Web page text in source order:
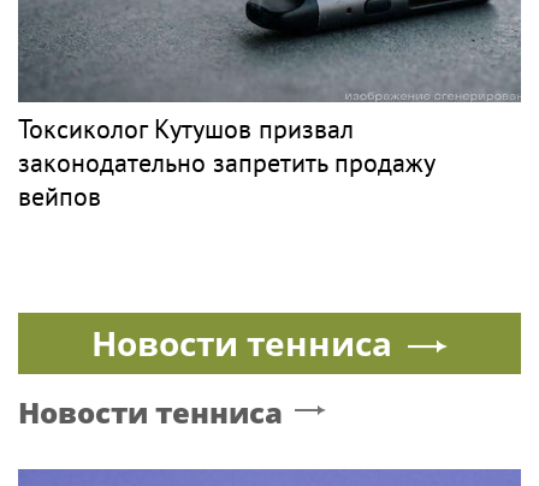
Токсиколог Кутушов призвал
законодательно запретить продажу
вейпов
Новости тенниса
Новости тенниса